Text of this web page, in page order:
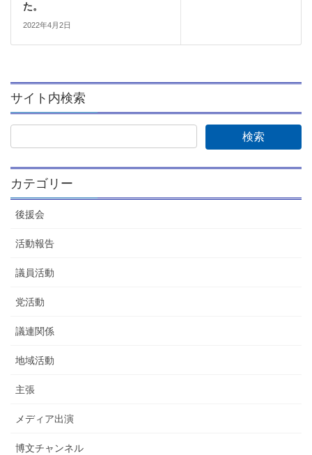
た。
2022年4月2日
サイト内検索
カテゴリー
後援会
活動報告
議員活動
党活動
議連関係
地域活動
主張
メディア出演
博文チャンネル